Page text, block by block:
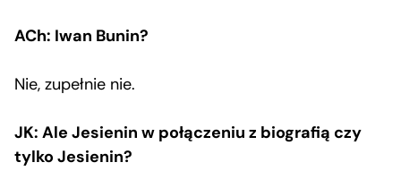
ACh: Iwan Bunin?
Nie, zupełnie nie.
JK: Ale Jesienin w połączeniu z biografią czy
tylko Jesienin?